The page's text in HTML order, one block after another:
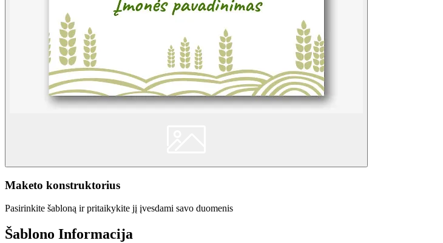
Maketo konstruktorius
Pasirinkite šabloną ir pritaikykite jį įvesdami savo duomenis
Šablono Informacija